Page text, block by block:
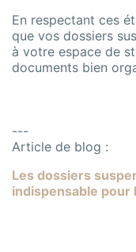
En respectant ces
que vos dossiers
à votre espace de
documents bien
---
Article de blog :
Les dossiers
indispensable pour